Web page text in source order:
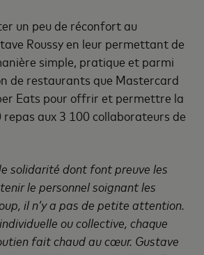
un peu de réconfort au
Roussy en leur permettant de
simple, pratique et parmi
de restaurants que Mastercard
Eats pour offrir et permettre la
aux 3 100 collaborateurs de
solidarité dont font preuve les
le personnel soignant les
il n’y a pas de petite attention.
ou collective, chaque
fait chaud au cœur. Gustave